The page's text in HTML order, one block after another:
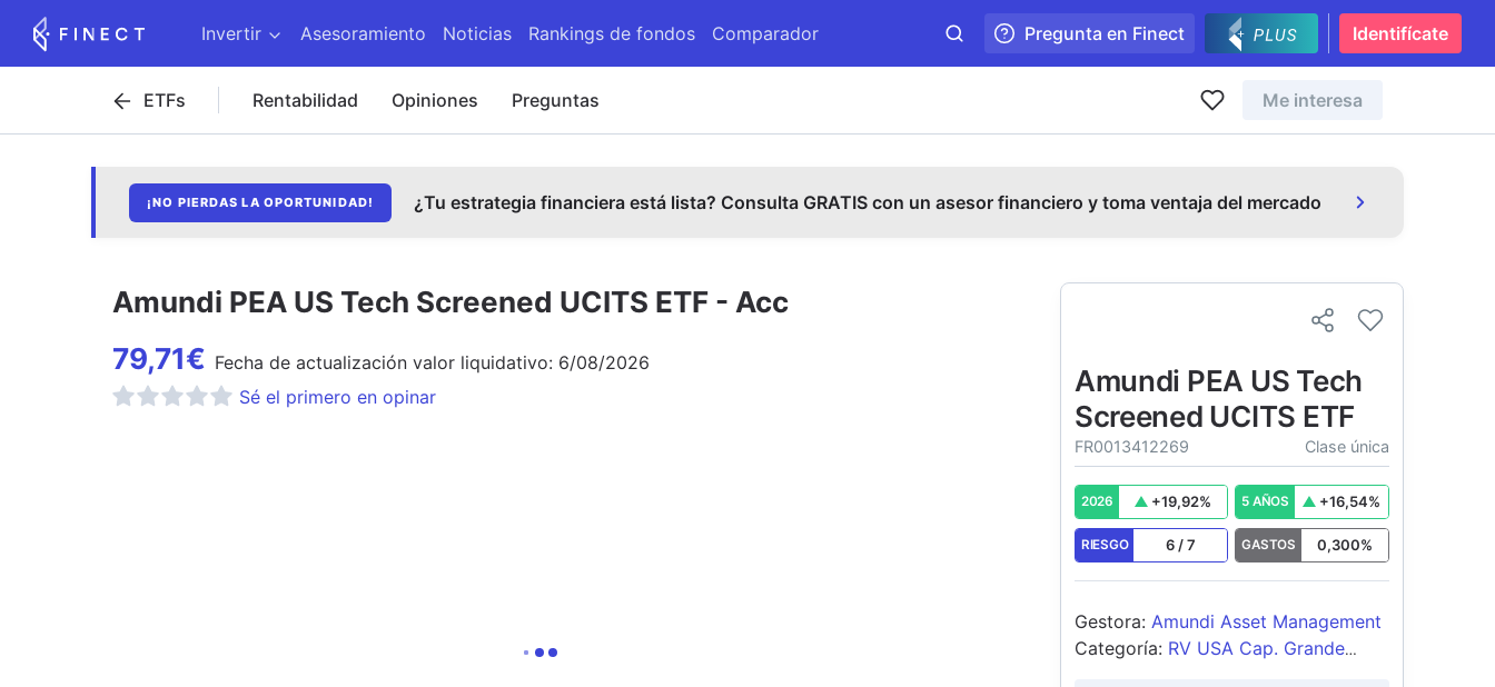
Invertir Asesoramiento Noticias Rankings de fondos Comparador Pregunta en Finect Identifícate
ETFs Rentabilidad Opiniones Preguntas Me interesa
¡NO PIERDAS LA OPORTUNIDAD! ¿Tu estrategia financiera está lista? Consulta GRATIS con un asesor financiero y toma ventaja del mercado
Amundi PEA US Tech Screened UCITS ETF - Acc
79,71€ Fecha de actualización valor liquidativo: 6/08/2026
Sé el primero en opinar
Amundi PEA US Tech
Screened UCITS ETF
FR0013412269 Clase única
2026 +19,92% 5 AÑOS +16,54%
RIESGO 6/7 GASTOS 0,300%
Gestora: Amundi Asset Management
Categoría: RV USA Cap. Grande